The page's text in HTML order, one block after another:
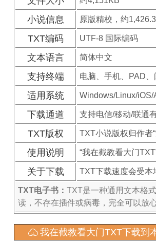
小说信息 原版精校，约
TXT编码 UTF-8 国际编码
文本语言 简体中文
支持终端 电脑、手机、PAD、
适用系统 Windows/Linux/iOS/
下载通道 支持电信/移动/联通
TXT版权 TXT小说版权归作者
使用说明 “我在截教看大门
关于下载 TXT下载速度会受本
TXT电子书： TXT是一种通用文本格
读，不存在插件或病毒，完全可以放
我在截教看大门TXT下载到